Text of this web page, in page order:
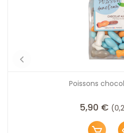
Poissons
5,90 €